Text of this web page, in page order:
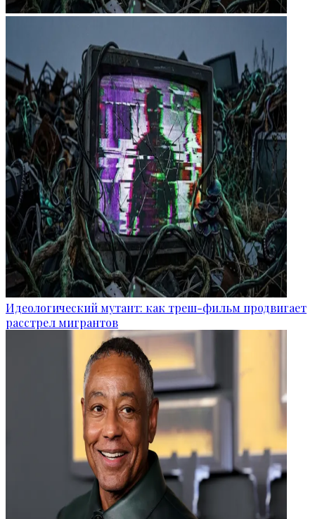
Идеологический мутант: как треш-фильм продвигает
расстрел мигрантов